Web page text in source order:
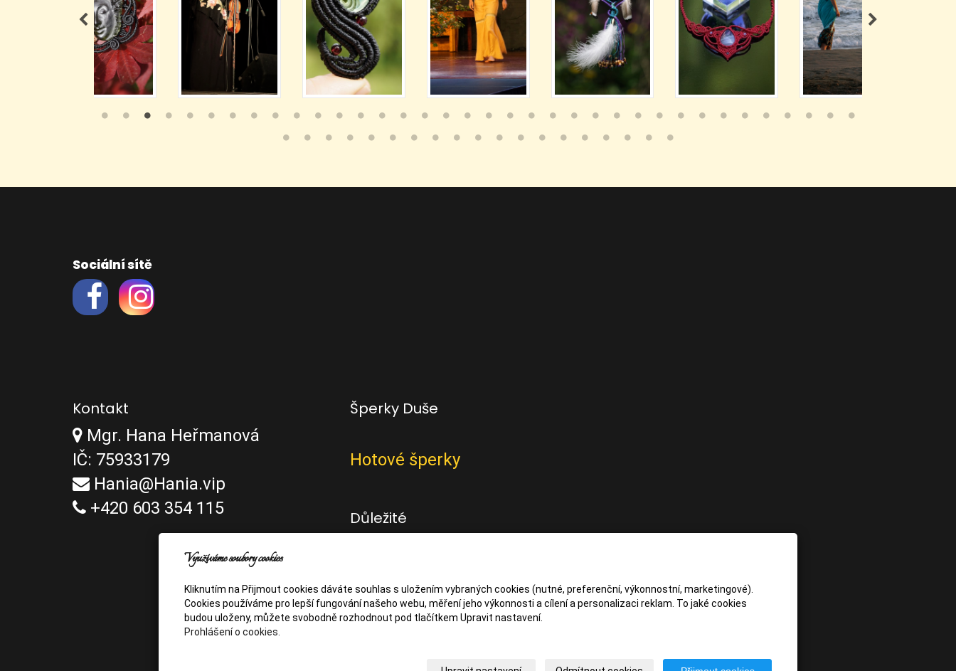
Sociální sítě
Kontakt
Mgr. Hana Heřmanová
IČ: 75933179
Hania@Hania.vip
+420 603 354 115
Šperky Duše
Hotové šperky
Důležité
Využíváme soubory cookies
Kliknutím na Přijmout cookies dáváte souhlas s uložením vybraných cookies (nutné, preferenční, výkonnostní, marketingové).
Cookies používáme pro lepší fungování našeho webu, měření jeho výkonnosti a cílení a personalizaci reklam. To jaké cookies
budou uloženy, můžete svobodně rozhodnout pod tlačítkem Upravit nastavení.
Prohlášení o cookies.